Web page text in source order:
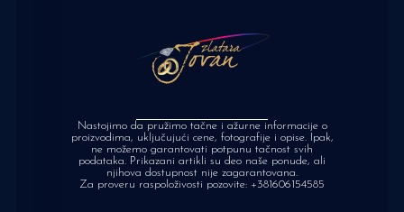
Nastojimo da pružimo tačne i ažurne informacije o
proizvodima, uključujući cene, fotografije i opise. Ipak,
ne možemo garantovati potpunu tačnost svih
podataka. Prikazani artikli su deo naše ponude, ali
njihova dostupnost nije zagarantovana.
Za proveru raspoloživosti pozovite: +381606154585